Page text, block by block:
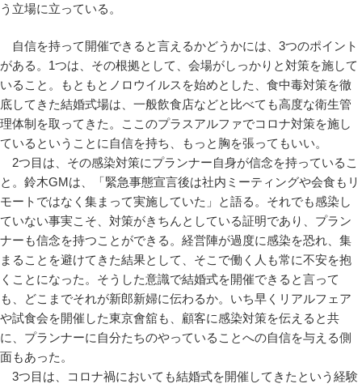
う立場に立っている。
自信を持って開催できると言えるかどうかには、3つのポイント
がある。1つは、その根拠として、会場がしっかりと対策を施して
いること。もともとノロウイルスを始めとした、食中毒対策を徹
底してきた結婚式場は、一般飲食店などと比べても高度な衛生管
理体制を取ってきた。ここのプラスアルファでコロナ対策を施し
ているということに自信を持ち、もっと胸を張ってもいい。
2つ目は、その感染対策にプランナー自身が信念を持っているこ
と。鈴木GMは、「緊急事態宣言後は社内ミーティングや会食もリ
モートではなく集まって実施していた」と語る。それでも感染し
ていない事実こそ、対策がきちんとしている証明であり、プラン
ナーも信念を持つことができる。経営陣が過度に感染を恐れ、集
まることを避けてきた結果として、そこで働く人も常に不安を抱
くことになった。そうした意識で結婚式を開催できると言って
も、どこまでそれが新郎新婦に伝わるか。いち早くリアルフェア
や試食会を開催した東京會舘も、顧客に感染対策を伝えると共
に、プランナーに自分たちのやっていることへの自信を与える側
面もあった。
3つ目は、コロナ禍においても結婚式を開催してきたという経験